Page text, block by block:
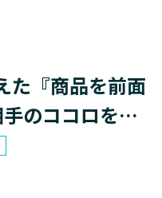
た『商品を前面
のココロを動